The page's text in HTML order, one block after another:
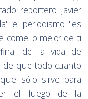
reportero Javier
el periodismo "es
come lo mejor de ti
de la vida de
de que todo cuanto
sólo sirve para
el fuego de la